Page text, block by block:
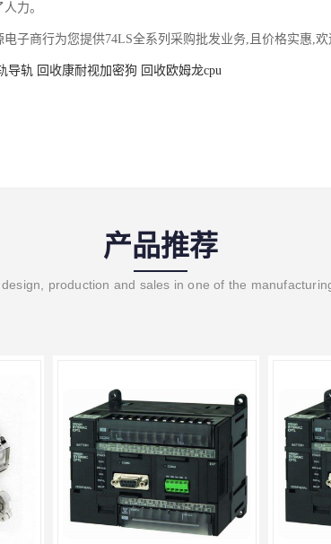
力。
子商行为您提供74LS全系列采购批发业务,且价格实惠,欢
导轨 回收康耐视加密狗 回收欧姆龙cpu
产品推荐
production and sales in one of the